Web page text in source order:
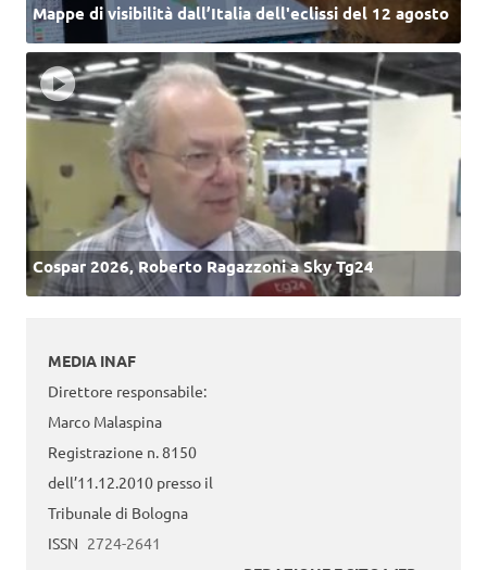
Mappe di visibilità dall’Italia dell'eclissi del 12 agosto
Cospar 2026, Roberto Ragazzoni a Sky Tg24
MEDIA INAF
Direttore responsabile:
Marco Malaspina
Registrazione n. 8150
dell’11.12.2010 presso il
Tribunale di Bologna
ISSN 2724-2641